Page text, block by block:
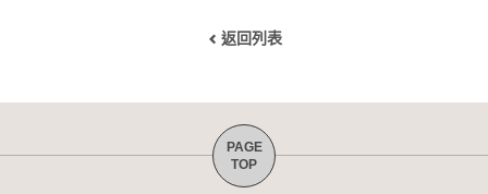
返回列表